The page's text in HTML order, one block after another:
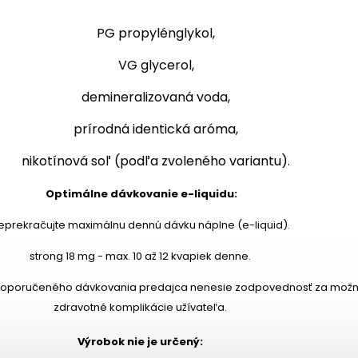
PG propylénglykol,
VG glycerol,
demineralizovaná voda,
prírodná identická aróma,
nikotínová soľ (podľa zvoleného variantu).
Optimálne dávkovanie e-liquidu:
maximálnu dennú dávku náplne (e-liquid).
strong 18 mg - max. 10 až 12 kvapiek denne.
dávkovania predajca nenesie zodpovednosť za
zdravotné komplikácie užívateľa.
Výrobok nie je určený: